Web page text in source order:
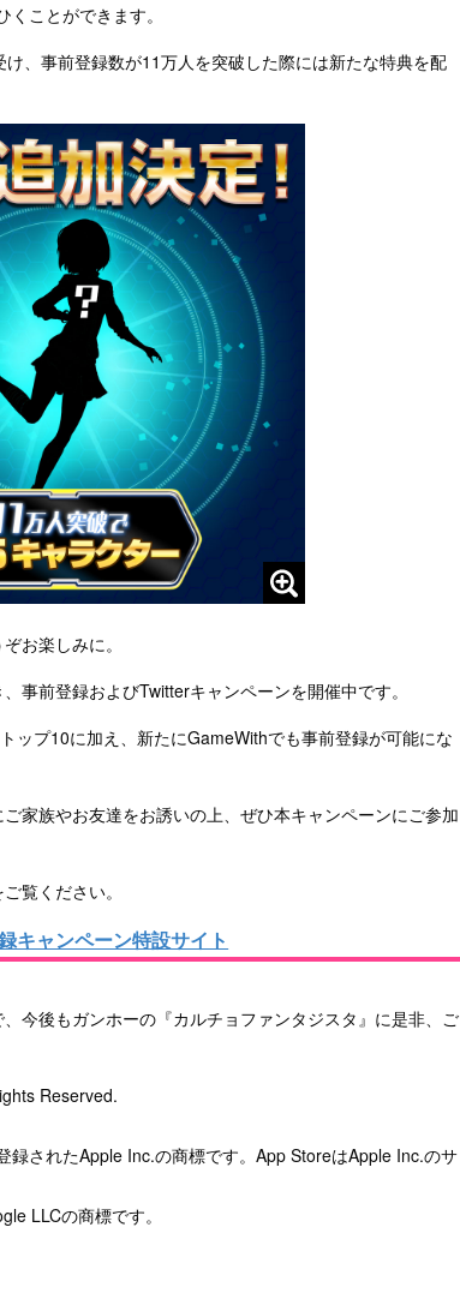
ことができます。
、事前登録数が11万人を突破した際には新たな特典を配
お楽しみに。
事前登録およびTwitterキャンペーンを開催中です。
ップ10に加え、新たにGameWithでも事前登録が可能にな
家族やお友達をお誘いの上、ぜひ本キャンペーンにご参加
覧ください。
キャンペーン特設サイト
今後もガンホーの『カルチョファンタジスタ』に是非、ご
Reserved.
録されたApple Inc.の商標です。App StoreはApple Inc.のサ
LLCの商標です。